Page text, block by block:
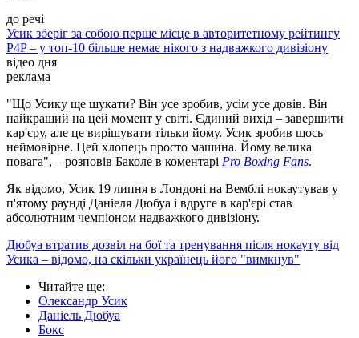
до речі
Усик зберіг за собою перше місце в авторитетному рейтингу
P4P – у топ-10 більше немає нікого з надважкого дивізіону
відео дня
реклама
"Що Усику ще шукати? Він усе зробив, усім усе довів. Він
найкращий на цей момент у світі. Єдиний вихід – завершити
кар'єру, але це вирішувати тільки йому. Усик зробив щось
неймовірне. Цей хлопець просто машина. Йому велика
повага", – розповів Баколе в коментарі Pro Boxing Fans.
Як відомо, Усик 19 липня в Лондоні на Вемблі нокаутував у
п'ятому раунді Даніеля Дюбуа і вдруге в кар'єрі став
абсолютним чемпіоном надважкого дивізіону.
Дюбуа втратив дозвіл на бої та тренування після нокауту від
Усика – відомо, на скільки українець його "вимкнув"
Читайте ще:
Олександр Усик
Даніель Дюбуа
Бокс